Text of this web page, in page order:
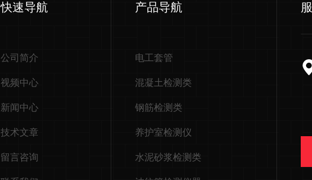
快速导航
公司简介
视频中心
新闻中心
技术文章
留言咨询
产品导航
电工套管
混凝土检测类
钢筋检测类
养护室检测仪
水泥砂浆检测类